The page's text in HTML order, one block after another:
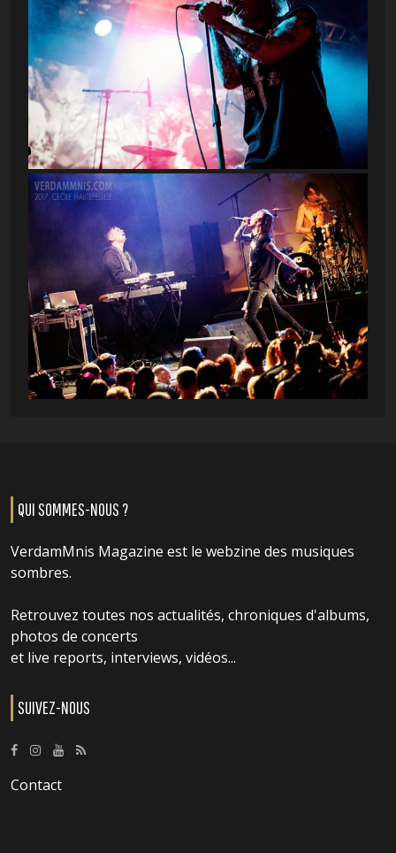
QUI SOMMES-NOUS ?
VerdamMnis Magazine est le webzine des musiques
sombres.
Retrouvez toutes nos actualités, chroniques d'albums,
photos de concerts
et live reports, interviews, vidéos...
SUIVEZ-NOUS
Contact